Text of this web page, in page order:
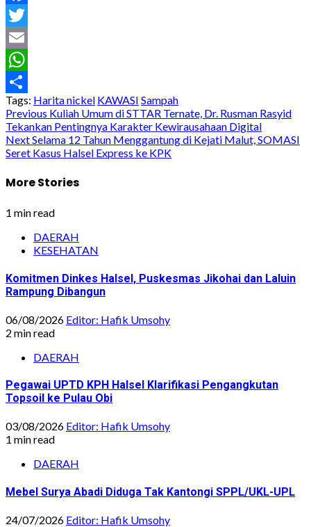
Facebook
Twitter
Email
WhatsApp
Share
Tags: Harita nickel KAWASI Sampah
Post
navigation
Previous Kuliah Umum di STTAR Ternate, Dr. Rusman Rasyid
Tekankan Pentingnya Karakter Kewirausahaan Digital
NextSelama 12 Tahun Menggantung di Kejati Malut, SOMASI
Seret Kasus Halsel Express ke KPK
More Stories
1 min read
DAERAH
KESEHATAN
Komitmen Dinkes Halsel, Puskesmas Jikohai dan Laluin
Rampung Dibangun
06/08/2026 Editor: Hafik Umsohy
2 min read
DAERAH
Pegawai UPTD KPH Halsel Klarifikasi Pengangkutan
Topsoil ke Pulau Obi
03/08/2026 Editor: Hafik Umsohy
1 min read
DAERAH
Mebel Surya Abadi Diduga Tak Kantongi SPPL/UKL-UPL
24/07/2026 Editor: Hafik Umsohy